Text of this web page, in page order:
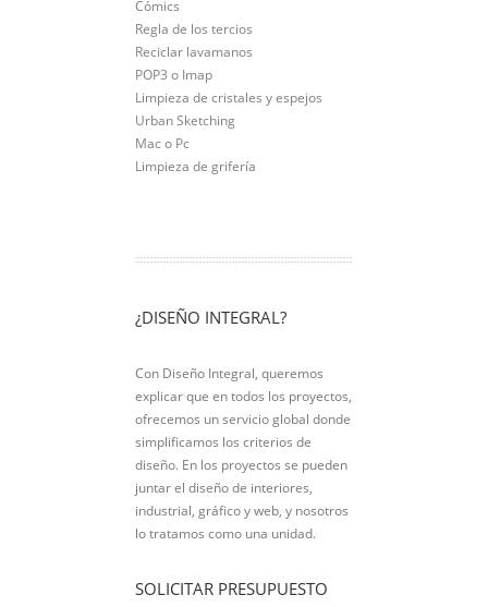
Cómics
Regla de los tercios
Reciclar lavamanos
POP3 o Imap
Limpieza de cristales y espejos
Urban Sketching
Mac o Pc
Limpieza de grifería
¿DISEÑO INTEGRAL?
Con Diseño Integral, queremos
explicar que en todos los proyectos,
ofrecemos un servicio global donde
simplificamos los criterios de
diseño. En los proyectos se pueden
juntar el diseño de interiores,
industrial, gráfico y web, y nosotros
lo tratamos como una unidad.
SOLICITAR PRESUPUESTO